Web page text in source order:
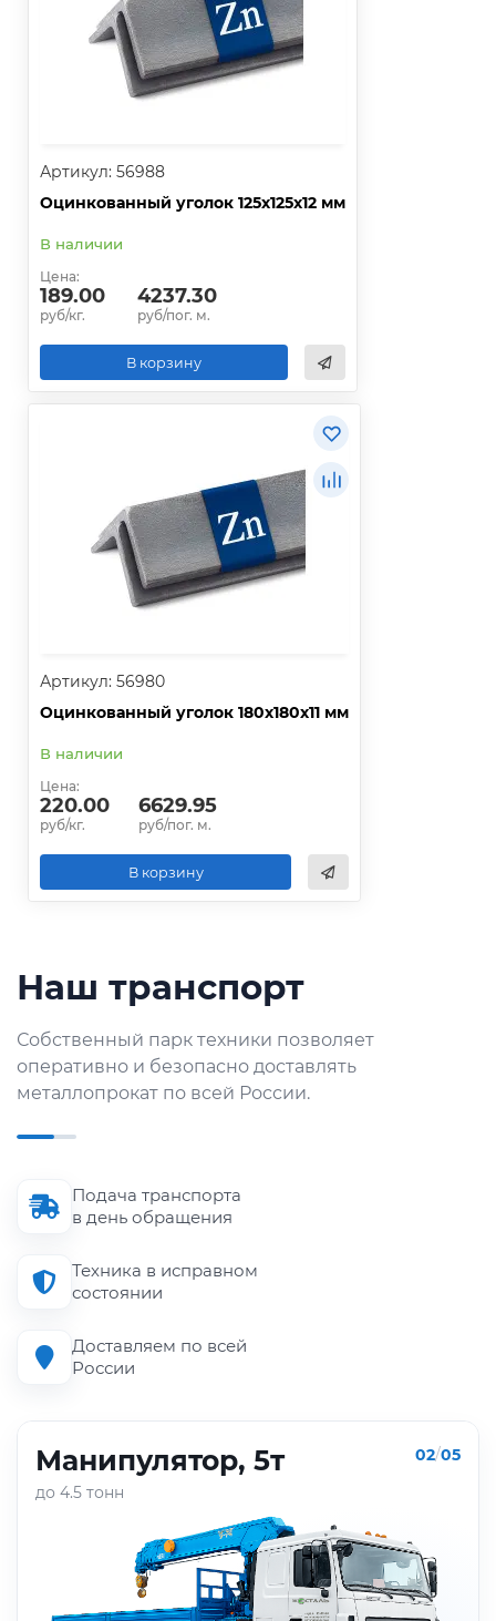
Артикул: 56988
Оцинкованный уголок 125х125х12 мм
В наличии
Цена:
189.00
руб/кг.
4237.30
руб/пог. м.
В корзину
Артикул: 56980
Оцинкованный уголок 180х180х11 мм
В наличии
Цена:
220.00
руб/кг.
6629.95
руб/пог. м.
В корзину
Наш транспорт
Собственный парк техники позволяет
оперативно и безопасно доставлять
металлопрокат по всей России.
Подача транспорта
в день обращения
Техника в исправном
состоянии
Доставляем по всей
России
Манипулятор, 5т
до 4.5 тонн
02/05